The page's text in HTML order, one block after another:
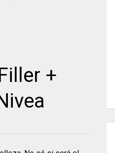
+